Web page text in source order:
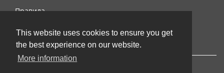
This website uses cookies to ensure you get
the best experience on our website.
More information
Правила
Контактирајте нас